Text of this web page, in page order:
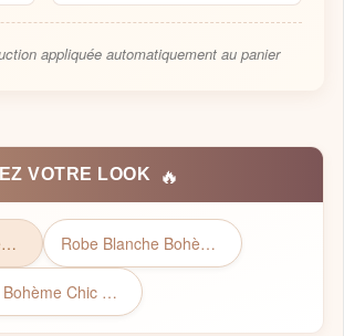
appliquée automatiquement au panier
VOTRE LOOK 🔥
Robe Blanche Bohème | Collection Bohémienne Chic Robe Blanche Bohème Plage
Robe Bohème Chic de Cérémonie